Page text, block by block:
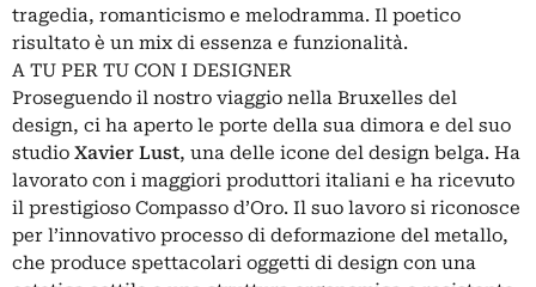
tragedia, romanticismo e melodramma. Il poetico
risultato è un mix di essenza e funzionalità.
A TU PER TU CON I DESIGNER
Proseguendo il nostro viaggio nella Bruxelles del
design, ci ha aperto le porte della sua dimora e del suo
studio Xavier Lust, una delle icone del design belga. Ha
lavorato con i maggiori produttori italiani e ha ricevuto
il prestigioso Compasso d’Oro. Il suo lavoro si riconosce
per l’innovativo processo di deformazione del metallo,
che produce spettacolari oggetti di design con una